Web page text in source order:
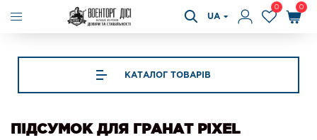
UA
0 0
КАТАЛОГ ТОВАРІВ
ПІДСУМОК ДЛЯ ГРАНАТ PIXEL